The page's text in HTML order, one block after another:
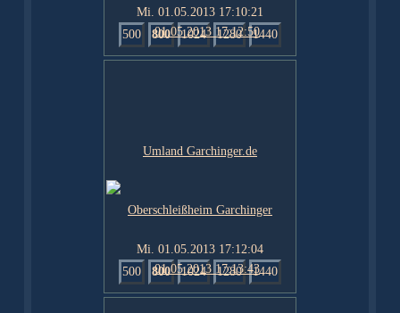
Mi. 01.05.2013 17:10:21
500
800 1024 1280 1440
Mi. 01.05.2013 17:12:04
500
800 1024 1280 1440